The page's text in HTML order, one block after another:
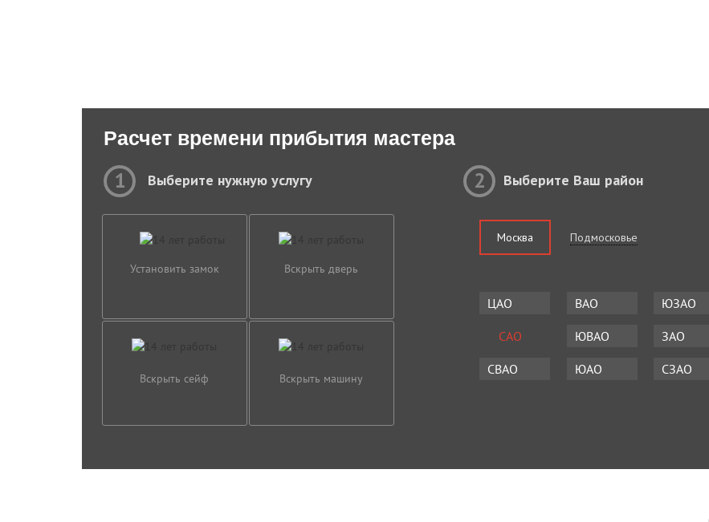
Расчет времени прибытия мастера
1 Выберите нужную услугу
Установить замок Вскрыть дверь
Вскрыть сейф Вскрыть машину
2 Выберите Ваш район
Москва Подмосковье
ЦАО ВАО ЮЗАО
САО ЮВАО ЗАО
СВАО ЮАО СЗАО